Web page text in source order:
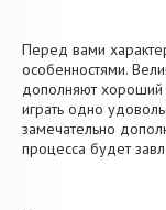
Перед вами
особенностями.
дополняют хороший
играть одно
замечательно
процесса будет